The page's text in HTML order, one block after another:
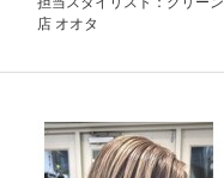
店 オオタ